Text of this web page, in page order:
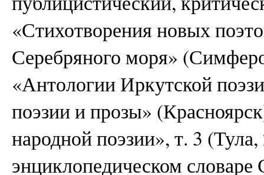
«Стихотворения новых
Серебряного моря»
«Антологии Иркутской
поэзии и прозы»
народной поэзии», т. 3
энциклопедическом